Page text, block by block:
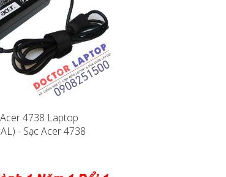
4738 Laptop
- Sạc Acer 4738